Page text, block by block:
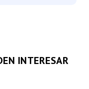
INTERESAR